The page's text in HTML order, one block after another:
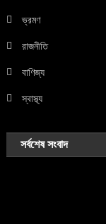
ভ্রমণ
রাজনীতি
বাণিজ্য
স্বাস্থ্য
সর্বশেষ সংবাদ